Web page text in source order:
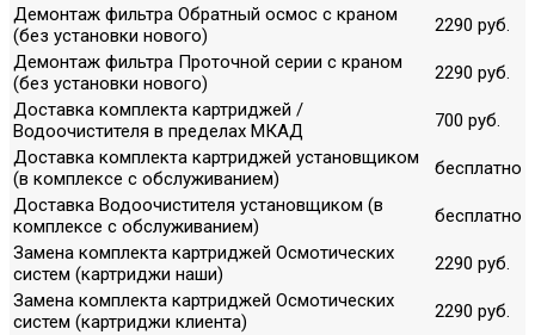
Демонтаж фильтра Обратный осмос с краном
(без установки нового)
2290 руб.
Демонтаж фильтра Проточной серии с краном
(без установки нового)
2290 руб.
Доставка комплекта картриджей /
Водоочистителя в пределах МКАД
700 руб.
Доставка комплекта картриджей установщиком
(в комплексе с обслуживанием)
бесплатно
Доставка Водоочистителя установщиком (в
комплексе с обслуживанием)
бесплатно
Замена комплекта картриджей Осмотических
систем (картриджи наши)
2290 руб.
Замена комплекта картриджей Осмотических
систем (картриджи клиента)
2290 руб.